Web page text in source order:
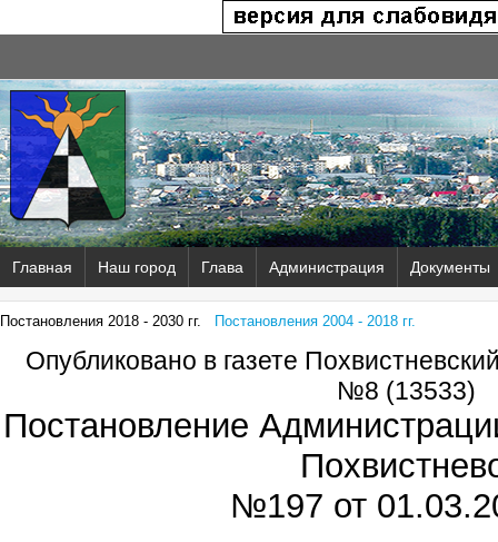
Главная Наш город Глава Администрация Документы
Постановления 2018 - 2030 гг. Постановления 2004 - 2018 гг.
Опубликовано в газете
№8 (13533)
Постановление
№197 от